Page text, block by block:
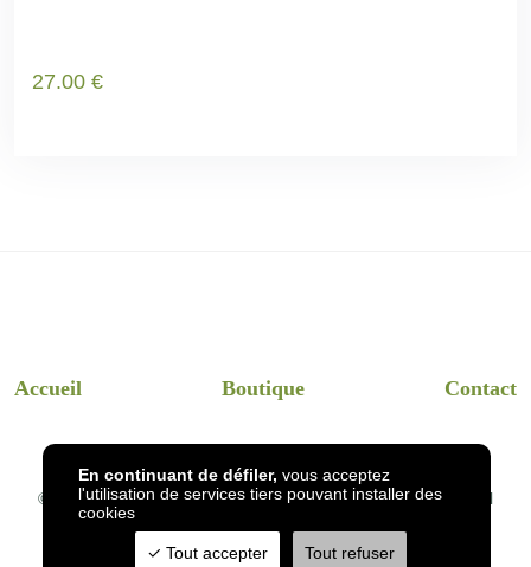
27.00 €
Accueil Boutique Contact
© 2026InsectsHotel- Dessins et visuels InsectsHotel en réel
En continuant de défiler, vous acceptez
l'utilisation de services tiers pouvant installer des
cookies
Tout accepter Tout refuser